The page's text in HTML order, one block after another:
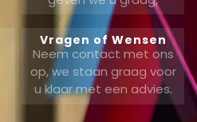
Vragen of Wensen
Neem contact met ons
op, we staan graag voor
u klaar met een advies.